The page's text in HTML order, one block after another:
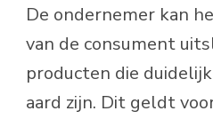
De ondernemer kan
van de consument
producten die
aard zijn. Dit geldt